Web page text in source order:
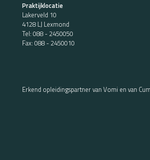
Praktijklocatie
Lakerveld 10
4128 LJ Lexmond
Tel: 088 - 2450050
Fax: 088 - 2450010
Erkend opleidingspartner van Vomi en van